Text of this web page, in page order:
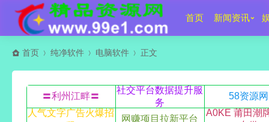
首页 新闻资讯
首页 纯净软件 电脑软件 正文
〓利州江畔〓
社交平台数据提升服
务
58资源网
人气文字广告火爆招
网赚项目拉新平台
A0KE 莆田潮